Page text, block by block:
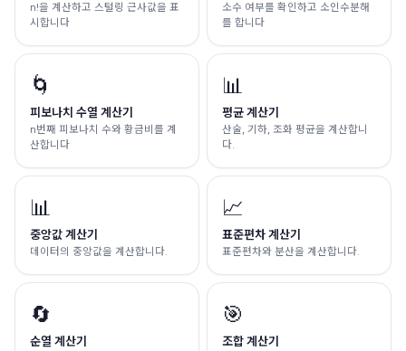
n!을 계산하고 스털링 근사값을 표
시합니다
소수 여부를 확인하고 소인수분해
를 합니다
🌀
피보나치 수열 계산기
n번째 피보나치 수와 황금비를 계
산합니다
📊
평균 계산기
산술, 기하, 조화 평균을 계산합니
다.
📊
중앙값 계산기
데이터의 중앙값을 계산합니다.
📈
표준편차 계산기
표준편차와 분산을 계산합니다.
🔄
순열 계산기
🎯
조합 계산기